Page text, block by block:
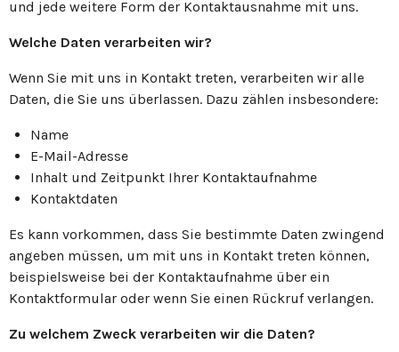
und jede weitere Form der Kontaktausnahme mit uns.
Welche Daten verarbeiten wir?
Wenn Sie mit uns in Kontakt treten, verarbeiten wir alle
Daten, die Sie uns überlassen. Dazu zählen insbesondere:
Name
E-Mail-Adresse
Inhalt und Zeitpunkt Ihrer Kontaktaufnahme
Kontaktdaten
Es kann vorkommen, dass Sie bestimmte Daten zwingend
angeben müssen, um mit uns in Kontakt treten können,
beispielsweise bei der Kontaktaufnahme über ein
Kontaktformular oder wenn Sie einen Rückruf verlangen.
Zu welchem Zweck verarbeiten wir die Daten?